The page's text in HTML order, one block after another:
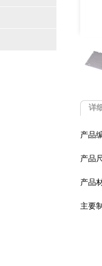
详
产品
产品
产品
主要